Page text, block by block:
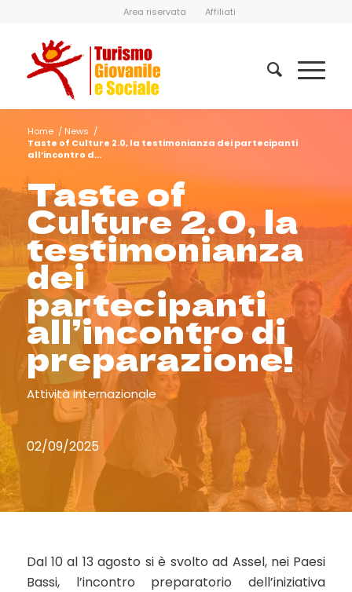
Area riservata Affiliati
Home / News /
Taste of Culture 2.0, la testimonianza dei partecipanti
all’incontro d...
Taste of
Culture 2.0, la
testimonianza
dei
partecipanti
all’incontro di
preparazione!
Attività internazionale
02/09/2025
Dal 10 al 13 agosto si è svolto ad Assel, nei Paesi
Bassi, l’incontro preparatorio dell’iniziativa